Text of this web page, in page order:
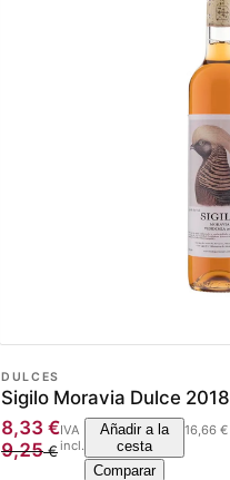
DULCES
Sigilo Moravia Dulce 2018
8,33 €
9,25€
IVA
incl.
16,66 €
Añadir a la
cesta
Comparar